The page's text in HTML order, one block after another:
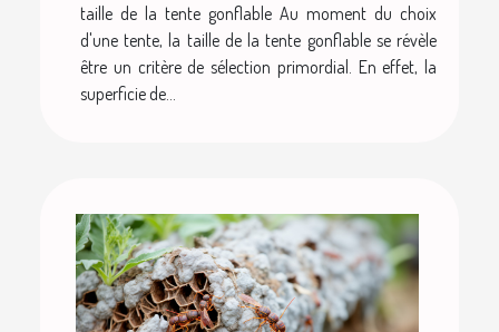
taille de la tente gonflable Au moment du choix
d'une tente, la taille de la tente gonflable se révèle
être un critère de sélection primordial. En effet, la
superficie de...